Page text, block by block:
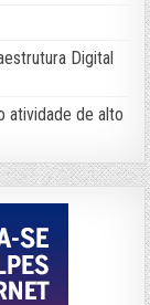
Digital
atividade de alto